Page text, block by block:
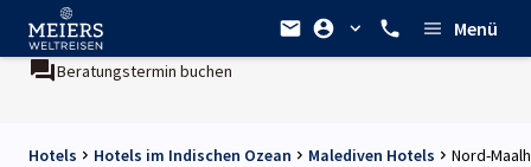
Menü
Beratungstermin buchen
Hotels Hotels im Indischen Ozean Malediven Hotels Nord-